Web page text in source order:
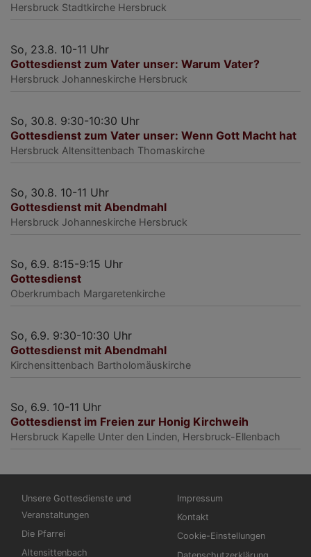
Hersbruck Stadtkirche Hersbruck
So, 23.8. 10-11 Uhr
Gottesdienst zum Vater unser: Warum Vater?
Hersbruck Johanneskirche Hersbruck
So, 30.8. 9:30-10:30 Uhr
Gottesdienst zum Vater unser: Wenn Gott Macht hat
Hersbruck Altensittenbach Thomaskirche
So, 30.8. 10-11 Uhr
Gottesdienst mit Abendmahl
Hersbruck Johanneskirche Hersbruck
So, 6.9. 8:15-9:15 Uhr
Gottesdienst
Oberkrumbach Margaretenkirche
So, 6.9. 9:30-10:30 Uhr
Gottesdienst mit Abendmahl
Kirchensittenbach Bartholomäuskirche
So, 6.9. 10-11 Uhr
Gottesdienst im Freien zur Honig Kirchweih
Hersbruck Kapelle Unter den Linden, Hersbruck-Ellenbach
Hauptnavigation
Unsere Gottesdienste und
Veranstaltungen
Die Pfarrei
Altensittenbach
Fußbereichsmenü
Impressum
Kontakt
Cookie-Einstellungen